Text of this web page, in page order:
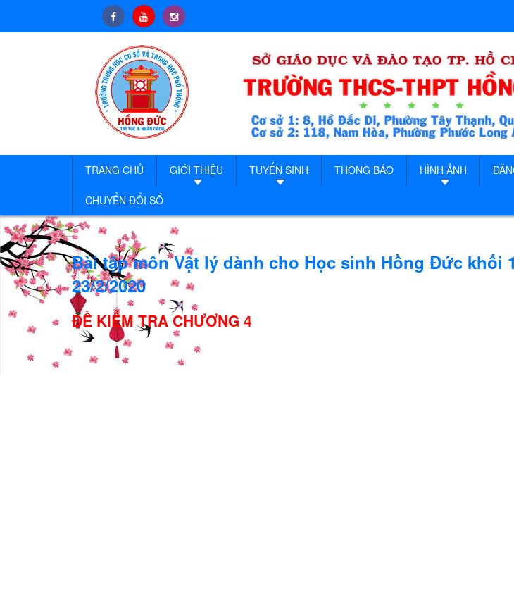
TRANG CHỦ GIỚI THIỆU TUYỂN SINH THÔNG BÁO HÌNH ẢNH
CHUYỂN ĐỔI SỐ
Bài tập môn Vật lý dành cho Học sinh Hồng Đức khối
23/2/2020
ĐỀ KIỂM TRA CHƯƠNG 4